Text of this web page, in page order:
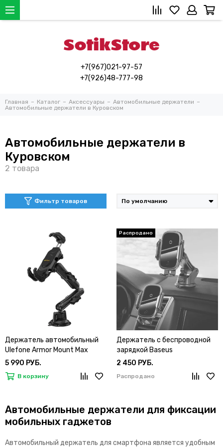
+7(967)021-97-57
+7(926)48-777-98
Главная Каталог Аксессуары
Автомобильные держатели
Автомобильные держатели в Куровском
Автомобильные держатели в
Куровском
Фильтр товаров
Держатель автомобильный
Ulefone Armor Mount Max
5 990 РУБ.
В корзину
Держатель с беспроводной
зарядкой Baseus
2 450 РУБ.
Распродано
Автомобильные держатели для фиксации
мобильных гаджетов
Автомобильный держатель для смартфона является удобным